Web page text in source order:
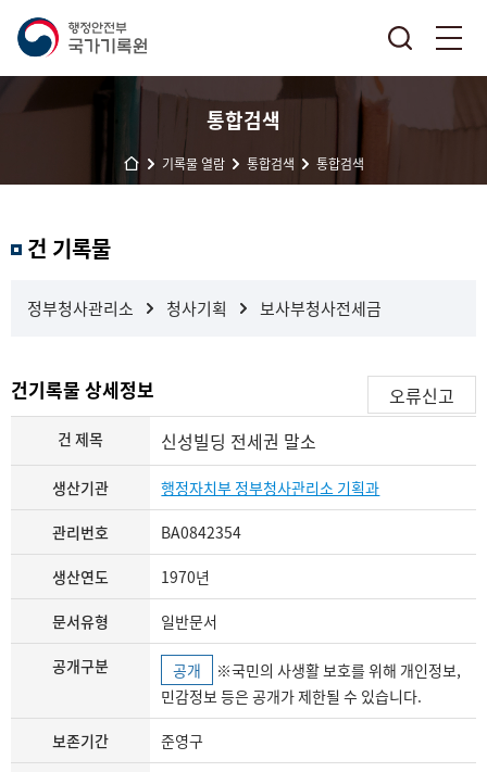
통합검색
기록물 열람 통합검색 통합검색
과 건 기록물
정부청사관리소 청사기획 보사부청사전세금
건기록물 상세정보 오류신고
건 제목 신성빌딩 전세권 말소
생산기관 행정자치부 정부청사관리소 기획과
관리번호 BA0842354
생산연도 1970년
문서유형 일반문서
공개구분 공개
민감정보 등은 공개가 제한될 수 있습니다.
보존기간 준영구